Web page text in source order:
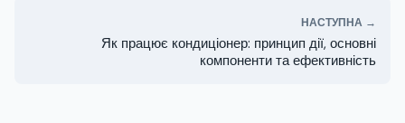
НАСТУПНА →
Як працює кондиціонер: принцип дії, основні
компоненти та ефективність